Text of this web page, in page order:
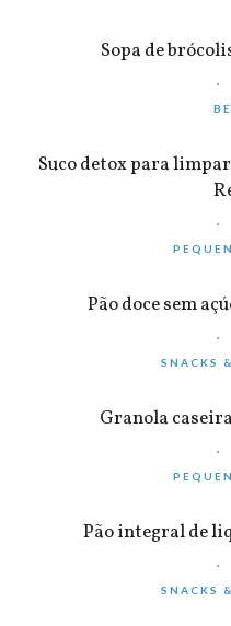
Sopa de
Suco detox para
Pão doce sem
SNACKS
Granola
Pão integral de
SNACKS